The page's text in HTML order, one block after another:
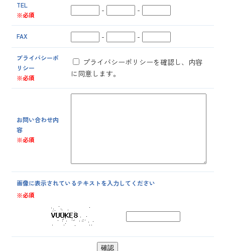
TEL
※必須
- -
FAX - -
プライバシーポ
リシー
※必須
プライバシーポリシーを確認し、内容
に同意します。
お問い合わせ内
容
※必須
画像に表示されているテキストを入力してください
※必須